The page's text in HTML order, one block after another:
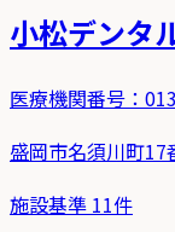
小松デンタ
医療機関番号：
盛岡市名須川町17
施設基準 11件